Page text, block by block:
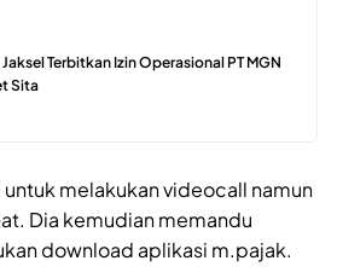
Jaksel Terbitkan Izin Operasional PT MGN
Sita
melakukan videocall namun
Dia kemudian memandu
download aplikasi m.pajak.